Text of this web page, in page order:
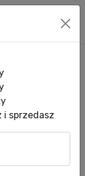
i sprzedasz